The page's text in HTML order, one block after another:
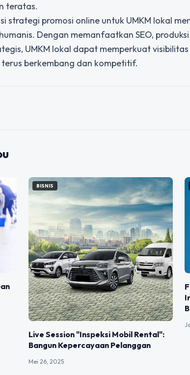
teratas.
strategi promosi online untuk UMKM lokal
Dengan memanfaatkan SEO,
UMKM lokal dapat memperkuat
berkembang dan kompetitif.
BISNIS
Live Session "Inspeksi Mobil Rental":
Bangun Kepercayaan Pelanggan
Mei 26, 2025